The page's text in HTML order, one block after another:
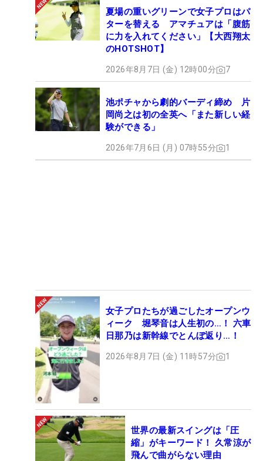
夏場の重いグリーンで女子プロはパ
ターを替える アマチュアは「腹筋
に力を入れてください」【大西翔太
のHOTSHOT】
2026年8月7日 (金) 12時00分 7
池ポチャから劇的バーディ締め 片
岡尚之は初の全英へ「また新しい経
験ができる」
2026年7月6日 (月) 07時55分 1
女子プロたちが過ごしたオープンウ
ィーク 堀琴音は人生初の…！ 六車
日那乃は新幹線でとんぼ返り…！
2026年8月7日 (金) 11時57分 1
世界の最新スイングは「圧
縮」がキーワード！ 久常涼が
飛んで曲がらない理由